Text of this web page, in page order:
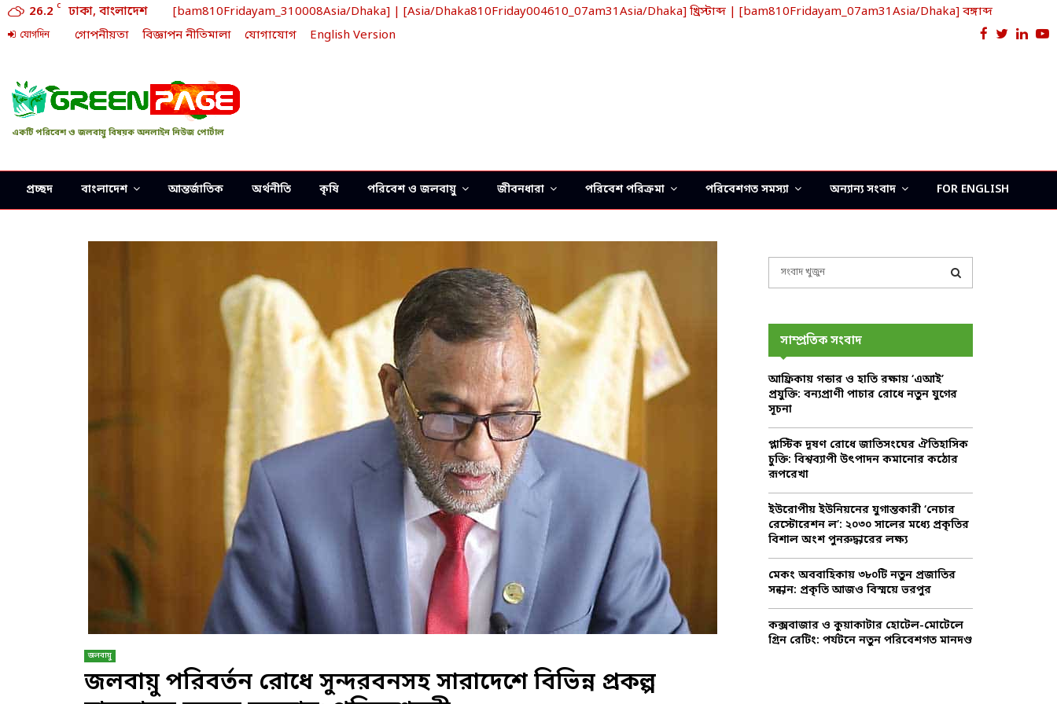
26.2 C ঢাকা, বাংলাদেশ [bam810Fridayam_310008Asia/Dhaka] | [Asia/Dhaka810Friday004610_07am31Asia/Dhaka] খ্রিস্টাব্দ | [bam810Fridayam_07am31Asia/Dhaka] বঙ্গাব্দ
যোগদিন গোপনীয়তা বিজ্ঞাপন নীতিমালা যোগাযোগ English Version Facebook
Twitter
একটি পরিবেশ ও জলবায়ু বিষয়ক অনলাইন নিউজ পোর্টাল
প্রচ্ছদ বাংলাদেশ আন্তর্জাতিক অর্থনীতি কৃষি পরিবেশ ও জলবায়ু জীবনধারা পরিবেশ পরিক্রমা পরিবেশগত সমস্যা অন্যান্য সংবাদ FOR ENGLISH
জলবায়ু
জলবায়ু পরিবর্তন রোধে সুন্দরবনসহ সারাদেশে বিভিন্ন প্রকল্প
o
r
:
R
C
H
সাম্প্রতিক সংবাদ
আফ্রিকায় গন্ডার ও হাতি রক্ষায় ‘এআই’
প্রযুক্তি: বন্যপ্রাণী পাচার রোধে নতুন যুগের
সূচনা
প্লাস্টিক দূষণ রোধে জাতিসংঘের ঐতিহাসিক
চুক্তি: বিশ্বব্যাপী উৎপাদন কমানোর কঠোর
রূপরেখা
ইউরোপীয় ইউনিয়নের যুগান্তকারী ‘নেচার
রেস্টোরেশন ল’: ২০৩০ সালের মধ্যে প্রকৃতির
বিশাল অংশ পুনরুদ্ধারের লক্ষ্য
মেকং অববাহিকায় ৩৮০টি নতুন প্রজাতির
সন্ধান: প্রকৃতি আজও বিস্ময়ে ভরপুর
কক্সবাজার ও কুয়াকাটার হোটেল-মোটেলে
গ্রিন রেটিং: পর্যটনে নতুন পরিবেশগত মানদণ্ড